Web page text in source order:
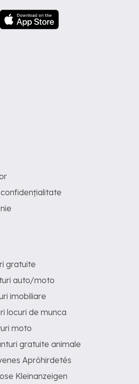
gratuite
auto/moto
imobiliare
locuri de munca
moto
gratuite animale
Apróhirdetés
Kleinanzeigen